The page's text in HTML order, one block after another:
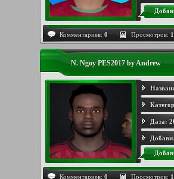
Комментариев: 0 Просмотров:
N. Ngoy PES2017 by Andrew
Дата:
Комментариев: 0 Просмотров: